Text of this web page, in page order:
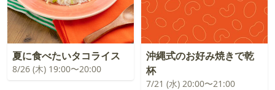
夏に食べたいタコライス
8/26 (木) 19:00〜20:00
沖縄式のお好み焼きで乾
杯
7/21 (水) 20:00〜21:00